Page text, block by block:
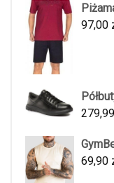
97,00
279,99
69,90